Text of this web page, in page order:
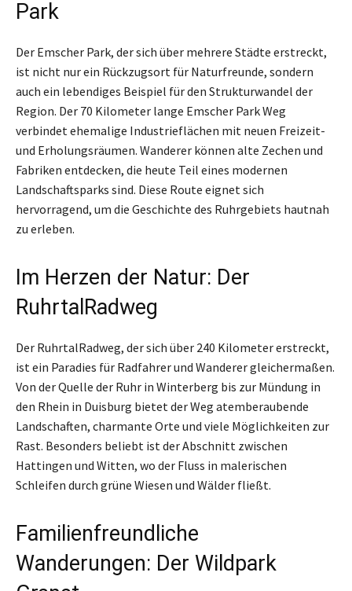
Park
Der Emscher Park, der sich über mehrere Städte erstreckt,
ist nicht nur ein Rückzugsort für Naturfreunde, sondern
auch ein lebendiges Beispiel für den Strukturwandel der
Region. Der 70 Kilometer lange Emscher Park Weg
verbindet ehemalige Industrieflächen mit neuen Freizeit-
und Erholungsräumen. Wanderer können alte Zechen und
Fabriken entdecken, die heute Teil eines modernen
Landschaftsparks sind. Diese Route eignet sich
hervorragend, um die Geschichte des Ruhrgebiets hautnah
zu erleben.
Im Herzen der Natur: Der
RuhrtalRadweg
Der RuhrtalRadweg, der sich über 240 Kilometer erstreckt,
ist ein Paradies für Radfahrer und Wanderer gleichermaßen.
Von der Quelle der Ruhr in Winterberg bis zur Mündung in
den Rhein in Duisburg bietet der Weg atemberaubende
Landschaften, charmante Orte und viele Möglichkeiten zur
Rast. Besonders beliebt ist der Abschnitt zwischen
Hattingen und Witten, wo der Fluss in malerischen
Schleifen durch grüne Wiesen und Wälder fließt.
Familienfreundliche
Wanderungen: Der Wildpark